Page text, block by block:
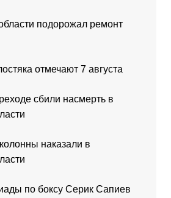
подорожал ремонт
отмечают 7 августа
сбили насмерть в
наказали в
по боксу Серик Сапиев